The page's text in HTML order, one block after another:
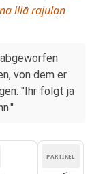
illā rajulan
von dem er
"Ihr folgt ja
PARTIKEL